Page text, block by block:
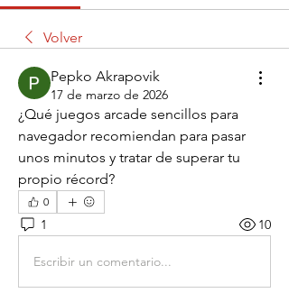
Volver
Pepko Akrapovik
17 de marzo de 2026
¿Qué juegos arcade sencillos para
navegador recomiendan para pasar
unos minutos y tratar de superar tu
propio récord?
0
1 10
Escribir un comentario...